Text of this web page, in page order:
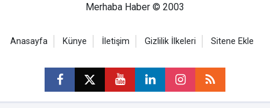
Merhaba Haber © 2003
Anasayfa Künye İletişim Gizlilik İlkeleri Sitene Ekle